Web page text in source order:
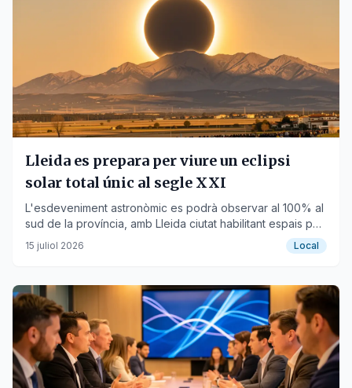
Lleida es prepara per viure un eclipsi
solar total únic al segle XXI
L'esdeveniment astronòmic es podrà observar al 100% al
sud de la província, amb Lleida ciutat habilitant espais per
a milers de persones.
15 juliol 2026 Local